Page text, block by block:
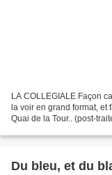
LA COLLEGIALE Façon
la voir en grand format, et
Quai de la Tour.. (post-
Du bleu, et du